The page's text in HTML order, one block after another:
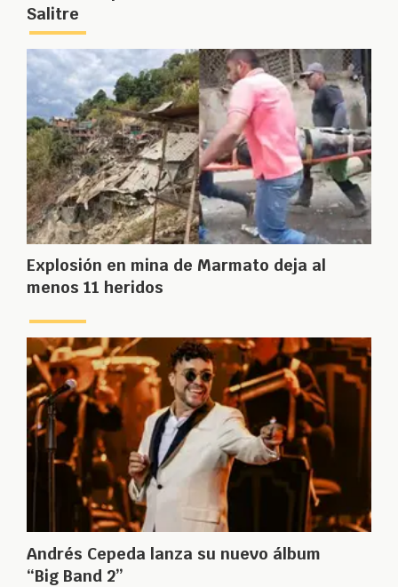
Salitre
Explosión en mina de Marmato deja al
menos 11 heridos
Andrés Cepeda lanza su nuevo álbum
“Big Band 2”